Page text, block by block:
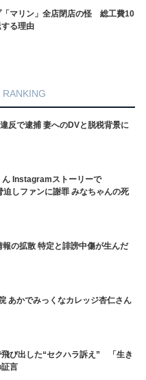
「マリン」全店閉店の怪 総工費10
る理由
RANKING
反で逮捕 妻へのDVと脱税背景に
Instagramストーリーで
しファンに謝罪 みなちゃんの死
の拡散 特定と誹謗中傷が生んだ
あかでみっくなカレッジ杏仁さん
飛び出した“セクハラ訴え” 「生き
言